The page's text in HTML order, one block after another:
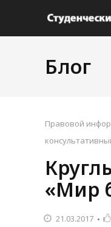
Блог
Правовой
«Мир
21.03.2017